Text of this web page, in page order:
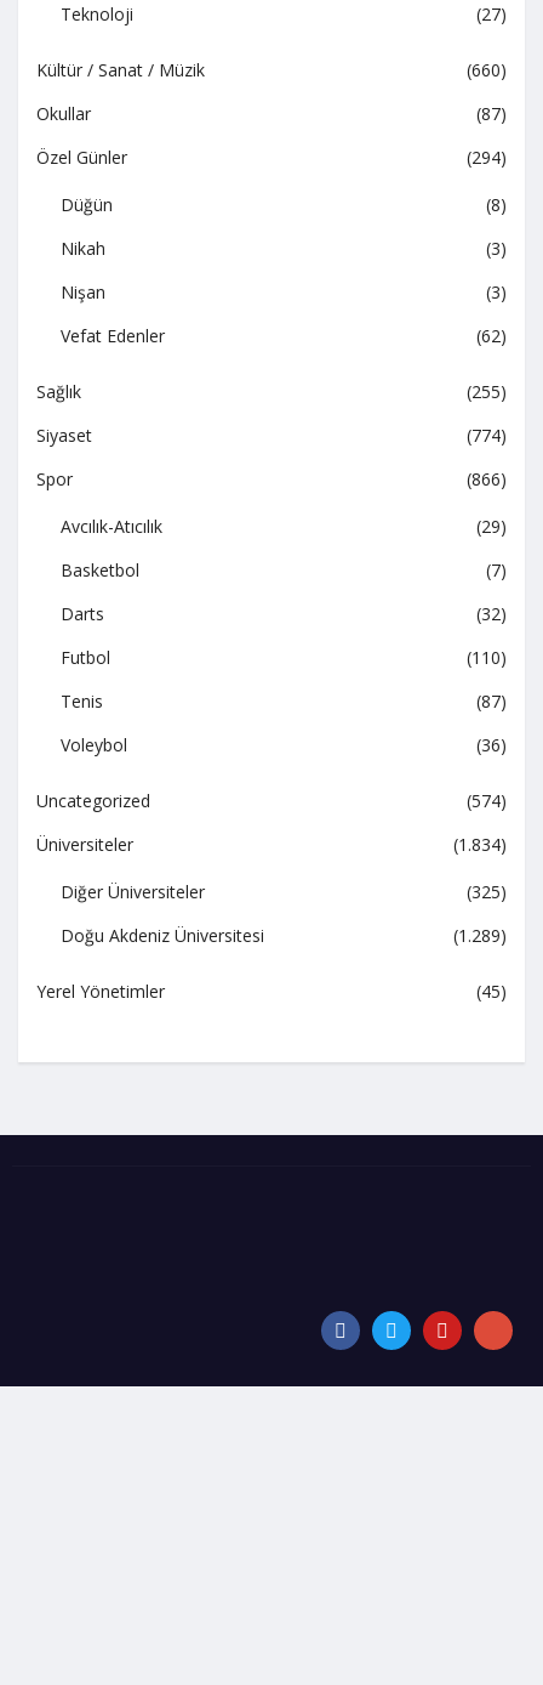
Teknoloji (27)
Kültür / Sanat / Müzik
(660)
Okullar
(87)
Özel Günler
(294)
Düğün
(8)
Nikah
(3)
Nişan
(3)
Vefat Edenler
(62)
Sağlık
(255)
Siyaset
(774)
Spor
(866)
Avcılık-Atıcılık
(29)
Basketbol
(7)
Darts
(32)
Futbol
(110)
Tenis
(87)
Voleybol
(36)
Uncategorized
(574)
Üniversiteler
(1.834)
Diğer Üniversiteler
(325)
Doğu Akdeniz Üniversitesi
(1.289)
Yerel Yönetimler (45)